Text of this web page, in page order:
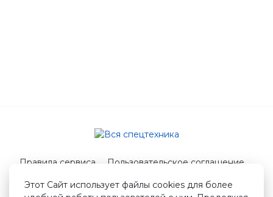
Этот Сайт использует файлы cookies для более
Правила сервиса
Пользовательское соглашение